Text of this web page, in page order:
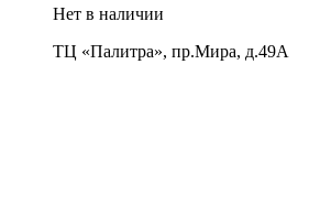
Нет в наличии
ТЦ «Палитра», пр.Мира, д.49А